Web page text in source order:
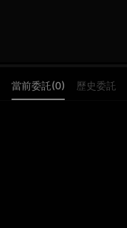
當前委託(0) 歷史委託